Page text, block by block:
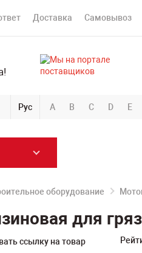
Доставка Самовывоз
Рус A B C D E
оборудование
для